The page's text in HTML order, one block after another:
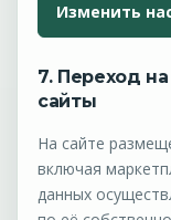
Изменить
7. Переход
сайты
На сайте
включая
данных